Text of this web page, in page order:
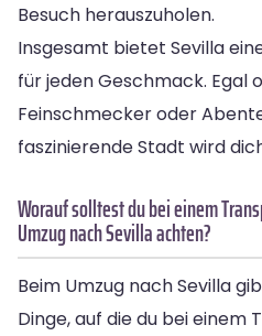
Besuch herauszuholen.
Insgesamt bietet Sevilla
für jeden Geschmack. Egal
Feinschmecker oder
faszinierende Stadt wird
Worauf solltest du bei einem
Umzug nach Sevilla achten?
Beim Umzug nach Sevilla
Dinge, auf die du bei